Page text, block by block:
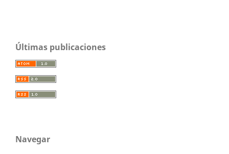
Últimas publicaciones
Navegar